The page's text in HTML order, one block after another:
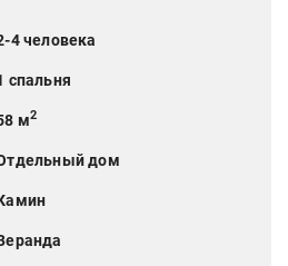
4 человека
спальня
м2
дом